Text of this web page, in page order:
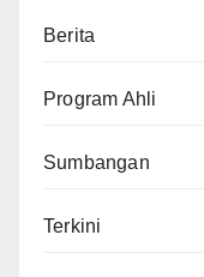
Berita
Program Ahli
Sumbangan
Terkini